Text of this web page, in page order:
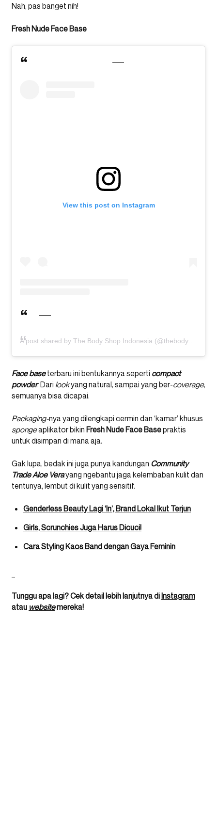
Nah, pas banget nih!
Fresh Nude Face Base
View this post on Instagram
A post shared by The Body Shop Indonesia (@thebodyshopindo)
Face baseterbaru ini bentukannya seperti compact
powder. Dari lookyang natural, sampai yang ber-coverage,
semuanya bisa dicapai.
Packaging-nya yang dilengkapi cermin dan ‘kamar’ khusus
spongeaplikator bikin Fresh Nude Face Basepraktis
untuk disimpan di mana aja.
Gak lupa, bedak ini juga punya kandungan Community
Trade Aloe Verayang ngebantu jaga kelembaban kulit dan
tentunya, lembut di kulit yang sensitif.
Genderless Beauty Lagi ‘In’, Brand Lokal Ikut Terjun
Girls, Scrunchies Juga Harus Dicuci!
Cara Styling Kaos Band dengan Gaya Feminin
Tunggu apa lagi? Cek detail lebih lanjutnya diInstagram
atau websitemereka!